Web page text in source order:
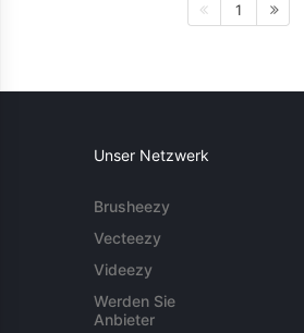
1
Unser Netzwerk
Brusheezy
Vecteezy
Videezy
Werden Sie
Anbieter